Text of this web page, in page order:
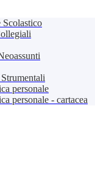
personale
personale - cartacea